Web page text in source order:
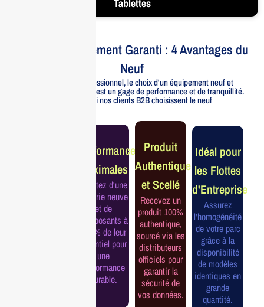
Tablettes
Votre Investissement Garanti : 4 Avantages du
Neuf
Pour un usage professionnel, le choix d'un équipement neuf et
officiellement distribué est un gage de performance et de tranquillité.
Voici pourquoi nos clients B2B choisissent le neuf
Performance
Maximales
Profitez d'une
batterie neuve
et de
composants à
100% de leur
potentiel pour
une
performance
durable.
Produit
Authentique
et Scellé
Recevez un
produit 100%
authentique,
sourcé via les
distributeurs
officiels pour
garantir la
sécurité de
vos données.
Idéal pour
les Flottes
d'Entreprise
Assurez
l'homogénéité
de votre parc
grâce à la
disponibilité
de modèles
identiques en
grande
quantité.